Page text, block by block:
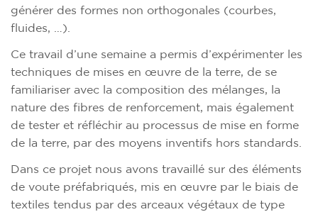
générer des formes non orthogonales (courbes,
fluides, …).
Ce travail d’une semaine a permis d’expérimenter les
techniques de mises en œuvre de la terre, de se
familiariser avec la composition des mélanges, la
nature des fibres de renforcement, mais également
de tester et réfléchir au processus de mise en forme
de la terre, par des moyens inventifs hors standards.
Dans ce projet nous avons travaillé sur des éléments
de voute préfabriqués, mis en œuvre par le biais de
textiles tendus par des arceaux végétaux de type